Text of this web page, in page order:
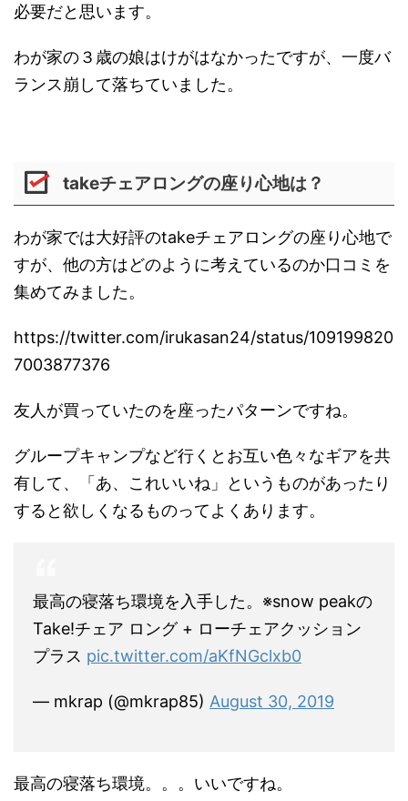
必要だと思います。
わが家の３歳の娘はけがはなかったですが、一度バ
ランス崩して落ちていました。
takeチェアロングの座り心地は？
わが家では大好評のtakeチェアロングの座り心地で
すが、他の方はどのように考えているのか口コミを
集めてみました。
https://twitter.com/irukasan24/status/109199820
7003877376
友人が買っていたのを座ったパターンですね。
グループキャンプなど行くとお互い色々なギアを共
有して、「あ、これいいね」というものがあったり
すると欲しくなるものってよくあります。
最高の寝落ち環境を入手した。※snow peakの
Take!チェア ロング + ローチェアクッション
プラス pic.twitter.com/aKfNGclxb0
— mkrap (@mkrap85) August 30, 2019
最高の寝落ち環境。。。いいですね。